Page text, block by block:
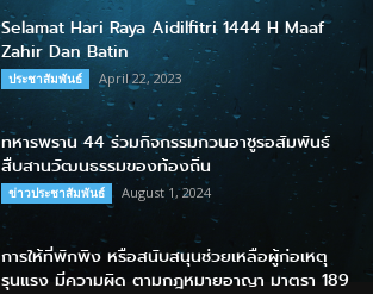
Selamat Hari Raya Aidilfitri 1444 H Maaf
Zahir Dan Batin
ประชาสัมพันธ์ April 22, 2023
ทหารพราน 44 ร่วมกิจกรรมกวนอาซูรอสัมพันธ์
สืบสานวัฒนธรรมของท้องถิ่น
ข่าวประชาสัมพันธ์ August 1, 2024
การให้ที่พักพิง หรือสนับสนุนช่วยเหลือผู้ก่อเหตุ
รุนแรง มีความผิด ตามกฎหมายอาญา มาตรา 189